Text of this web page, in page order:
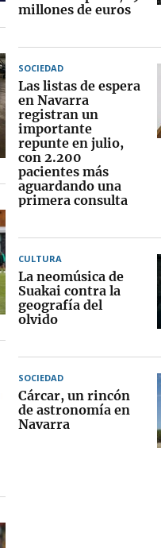
millones de euros
SOCIEDAD
Las listas de espera
en Navarra
registran un
importante
repunte en julio,
con 2.200
pacientes más
aguardando una
primera consulta
CULTURA
La neomúsica de
Suakai contra la
geografía del
olvido
SOCIEDAD
Cárcar, un rincón
de astronomía en
Navarra